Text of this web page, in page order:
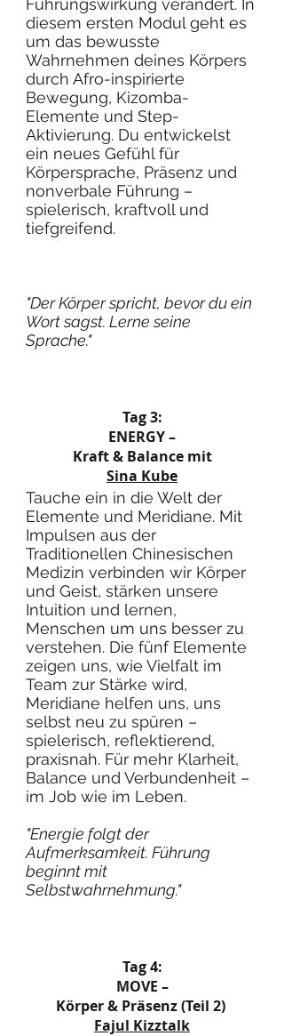
Führungswirkung verändert. In
diesem ersten Modul geht es
um das bewusste
Wahrnehmen deines Körpers
durch Afro-inspirierte
Bewegung, Kizomba-
Elemente und Step-
Aktivierung. Du entwickelst
ein neues Gefühl für
Körpersprache, Präsenz und
nonverbale Führung –
spielerisch, kraftvoll und
tiefgreifend.
"Der Körper spricht, bevor du ein
Wort sagst. Lerne seine
Sprache."
Tag 3:
ENERGY –
Kraft & Balance mit
Sina Kube
Tauche ein in die Welt der
Elemente und Meridiane. Mit
Impulsen aus der
Traditionellen Chinesischen
Medizin verbinden wir Körper
und Geist, stärken unsere
Intuition und lernen,
Menschen um uns besser zu
verstehen. Die fünf Elemente
zeigen uns, wie Vielfalt im
Team zur Stärke wird,
Meridiane helfen uns, uns
selbst neu zu spüren –
spielerisch, reflektierend,
praxisnah. Für mehr Klarheit,
Balance und Verbundenheit –
im Job wie im Leben.
"Energie folgt der
Aufmerksamkeit. Führung
beginnt mit
Selbstwahrnehmung."
Tag 4:
MOVE –
Körper & Präsenz (Teil 2)
Fajul Kizztalk